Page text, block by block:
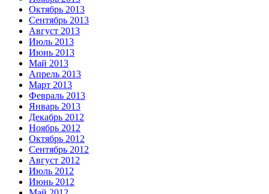
Октябрь 2013
Сентябрь 2013
Август 2013
Июль 2013
Июнь 2013
Май 2013
Апрель 2013
Март 2013
Февраль 2013
Январь 2013
Декабрь 2012
Ноябрь 2012
Октябрь 2012
Сентябрь 2012
Август 2012
Июль 2012
Июнь 2012